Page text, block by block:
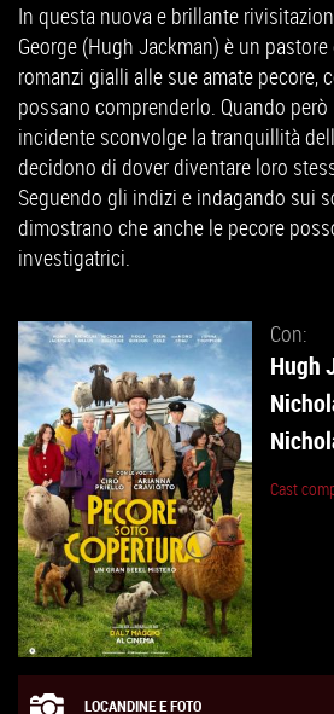
In questa nuova e brillante
George (Hugh Jackman) è un
romanzi gialli alle sue amate pecore,
possano comprenderlo. Quando
incidente sconvolge la tranquillità
decidono di dover diventare loro
Seguendo gli indizi e indagando sui
dimostrano che anche le pecore
investigatrici.
Con:
Hugh
Cast
LOCANDINE E FOTO